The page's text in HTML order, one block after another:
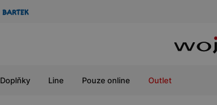
Doplňky Line Pouze online Outlet